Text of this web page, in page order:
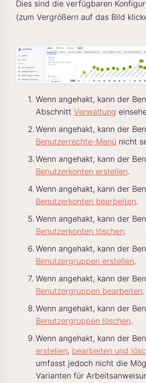
Dies sind die verfügbaren
(zum Vergrößern auf das Bild
Wenn angehakt, kann der
Abschnitt Verwaltung
Wenn angehakt, kann der
Benutzerrechte-Menü nicht
Wenn angehakt, kann der
Benutzerkonten erstellen.
Wenn angehakt, kann der
Benutzerkonten bearbeiten.
Wenn angehakt, kann der
Benutzerkonten löschen.
Wenn angehakt, kann der
Benutzergruppen erstellen.
Wenn angehakt, kann der
Benutzergruppen bearbeiten.
Wenn angehakt, kann der
Benutzergruppen löschen.
Wenn angehakt, kann der
erstellen, bearbeiten und
umfasst jedoch nicht die
Varianten für